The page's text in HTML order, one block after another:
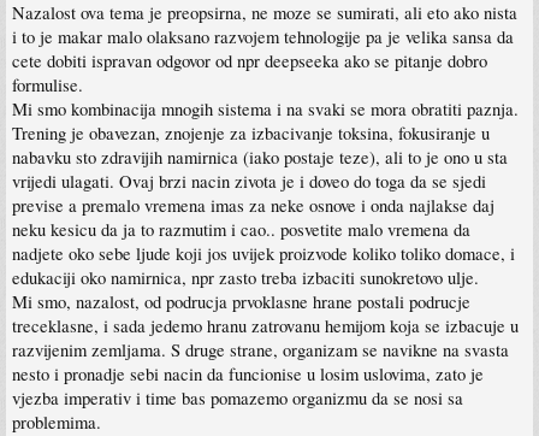
Nazalost ova tema je preopsirna, ne moze se sumirati, ali eto ako nista
i to je makar malo olaksano razvojem tehnologije pa je velika sansa da
cete dobiti ispravan odgovor od npr deepseeka ako se pitanje dobro
formulise.
Mi smo kombinacija mnogih sistema i na svaki se mora obratiti paznja.
Trening je obavezan, znojenje za izbacivanje toksina, fokusiranje u
nabavku sto zdravijih namirnica (iako postaje teze), ali to je ono u sta
vrijedi ulagati. Ovaj brzi nacin zivota je i doveo do toga da se sjedi
previse a premalo vremena imas za neke osnove i onda najlakse daj
neku kesicu da ja to razmutim i cao.. posvetite malo vremena da
nadjete oko sebe ljude koji jos uvijek proizvode koliko toliko domace, i
edukaciji oko namirnica, npr zasto treba izbaciti sunokretovo ulje.
Mi smo, nazalost, od podrucja prvoklasne hrane postali podrucje
treceklasne, i sada jedemo hranu zatrovanu hemijom koja se izbacuje u
razvijenim zemljama. S druge strane, organizam se navikne na svasta
nesto i pronadje sebi nacin da funcionise u losim uslovima, zato je
vjezba imperativ i time bas pomazemo organizmu da se nosi sa
problemima.